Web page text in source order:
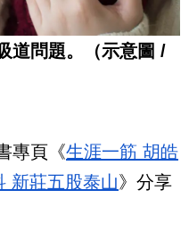
道問題。（示意圖 /
專頁《生涯一筋 胡皓
新莊五股泰山》分享